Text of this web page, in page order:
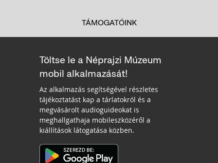
TÁMOGATÓINK
Töltse le a Néprajzi Múzeum
mobil alkalmazását!
Az alkalmazás segítségével részletes
tájékoztatást kap a tárlatokról és a
megvásárolt audioguideokat is
meghallgathaja mobileszközéről a
kiállítások látogatása közben.